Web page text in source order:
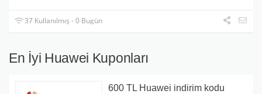
37 Kullanılmış - 0 Bugün
En İyi Huawei Kuponları
600 TL Huawei indirim kodu